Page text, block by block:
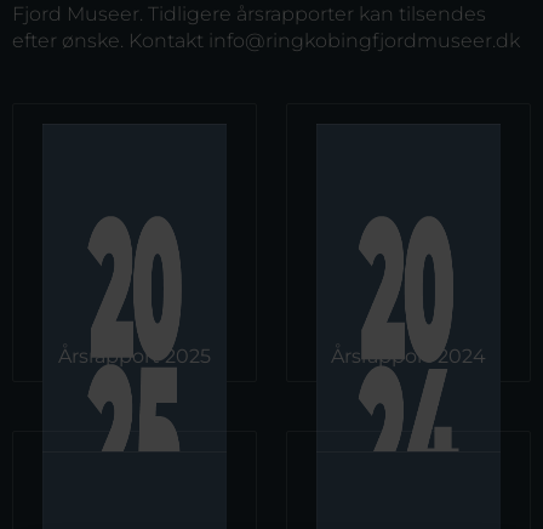
Fjord Museer. Tidligere årsrapporter kan tilsendes
efter ønske. Kontakt info@ringkobingfjordmuseer.dk
Årsrapport 2025 Årsrapport 2024